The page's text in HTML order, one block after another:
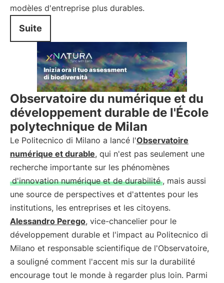
modèles d'entreprise plus durables.
Suite
Observatoire du numérique et du
développement durable de l'École
polytechnique de Milan
Le Politecnico di Milano a lancé l'Observatoire
numérique et durable, qui n'est pas seulement une
recherche importante sur les phénomènes
d'innovation numérique et de durabilité , mais aussi
une source de perspectives et d'attentes pour les
institutions, les entreprises et les citoyens.
Alessandro Perego, vice-chancelier pour le
développement durable et l'impact au Politecnico di
Milano et responsable scientifique de l'Observatoire,
a souligné comment l'accent mis sur la durabilité
encourage tout le monde à regarder plus loin. Parmi